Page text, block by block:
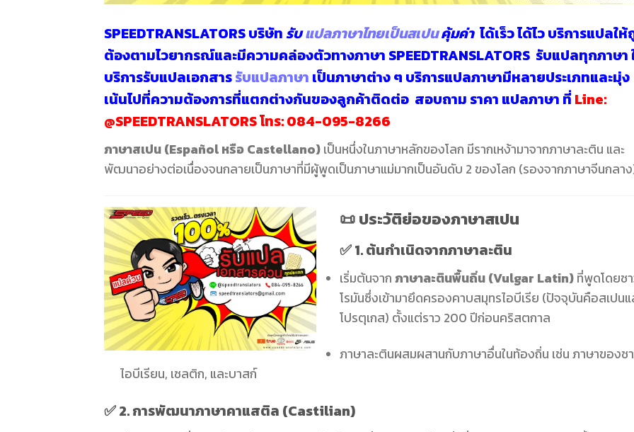
SPEEDTRANSLATORSบริษัทรับแปลภาษาไทยเป็นสเปนคุ้มค่า ได้เร็ว ได้ไว บริการแปลใ
ต้องตามไวยากรณ์และมีความคล่องตัวทางภาษา SPEEDTRANSLATORS รับแปลทุกภาษา
บริการรับแปลเอกสารรับแปลภาษา เป็นภาษาต่าง ๆ บริการแปลภาษามีหลายประเภทและมุ่ง
เน้นไปที่ความต้องการที่แตกต่างกันของลูกค้าติดต่อ สอบถาม ราคา แปลภาษา ที่ Line:
@SPEEDTRANSLATORSโทร:084-095-8266
ภาษาสเปน (Español หรือ Castellano)เป็นหนึ่งในภาษาหลักของโลก มีรากเหง้ามาจากภาษาละติน และ
พัฒนาอย่างต่อเนื่องจนกลายเป็นภาษาที่มีผู้พูดเป็นภาษาแม่มากเป็นอันดับ 2 ของโลก (รองจากภาษาจีนกลา
📜ประวัติย่อของภาษาสเปน
✅ 1.ต้นกำเนิดจากภาษาละติน
เริ่มต้นจากภาษาละตินพื้นถิ่น (Vulgar Latin)ที่พูดโดยช
โรมันซึ่งเข้ามายึดครองคาบสมุทรไอบีเรีย (ปัจจุบันคือสเปนแ
โปรตุเกส) ตั้งแต่ราว 200 ปีก่อนคริสตกาล
ภาษาละตินผสมผสานกับภาษาอื่นในท้องถิ่น เช่น ภาษาของช
ไอบีเรียน, เซลติก, และบาสก์
✅ 2.การพัฒนาภาษาคาแสติล (Castilian)